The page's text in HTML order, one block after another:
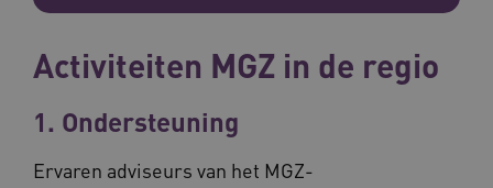
Activiteiten MGZ in de regio
1. Ondersteuning
Ervaren adviseurs van het MGZ-